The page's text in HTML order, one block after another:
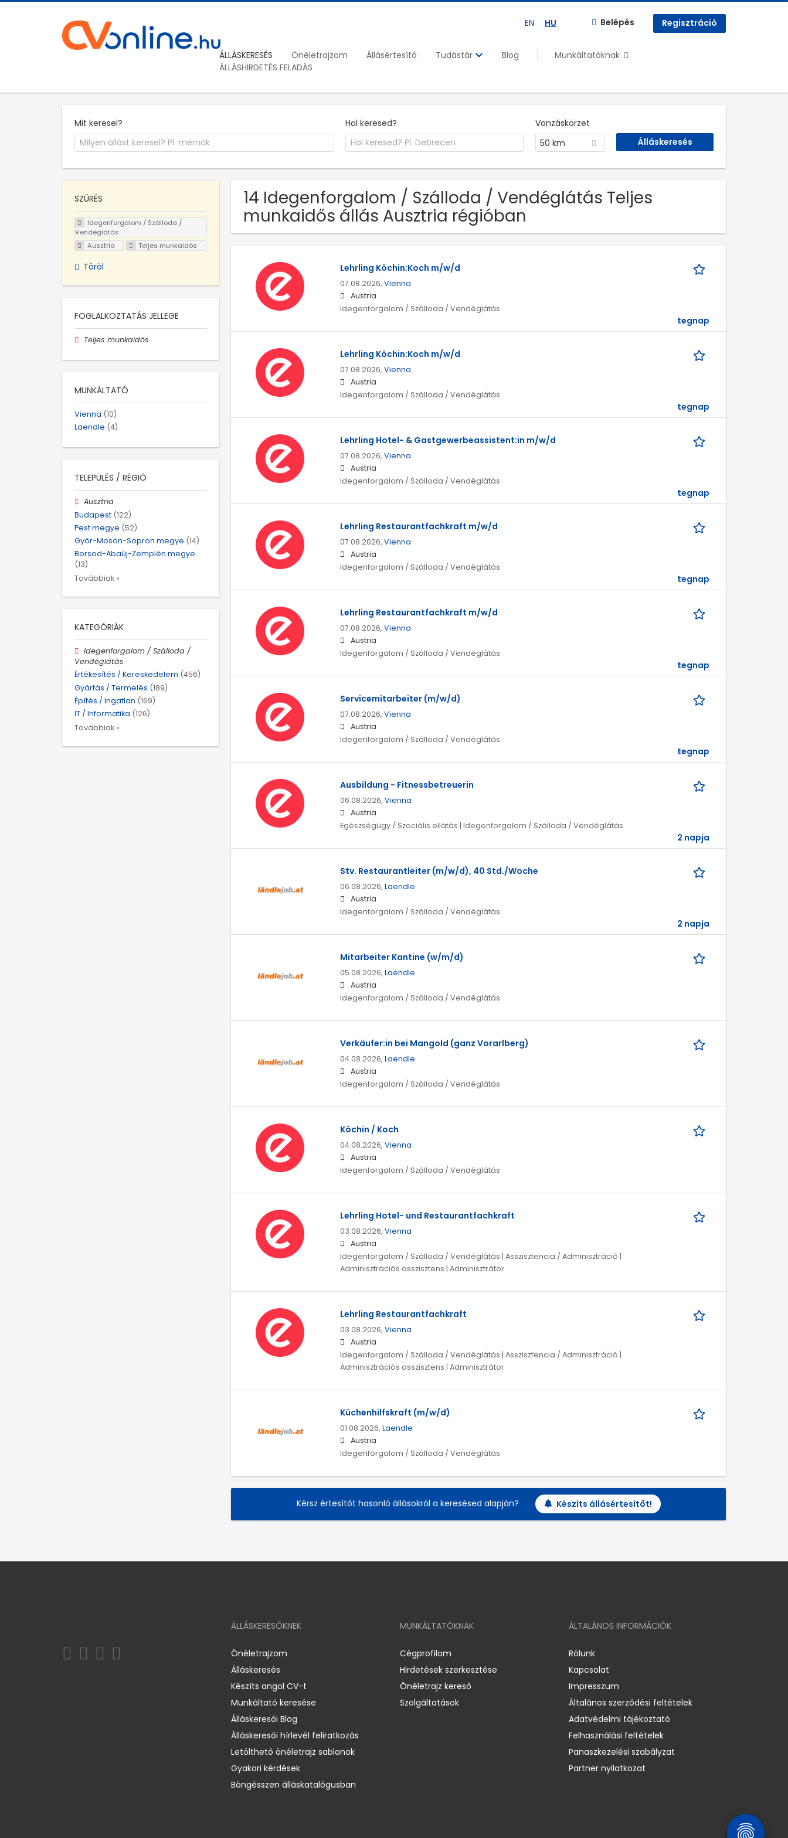
EN HU Belépés Regisztráció
ÁLLÁSKERESÉS Önéletrajzom Állásértesítő Tudástár Blog
Munkáltatóknak
ÁLLÁSHIRDETÉS FELADÁS
Mit keresel? Hol keresed?
Vonzáskörzet
50 km
14 Idegenforgalom / Szálloda / Vendéglátás Teljes
munkaidős állás Ausztria régióban
Lehrling Köchin:Koch m/w/d
07.08.2026, Vienna
Austria
Idegenforgalom / Szálloda / Vendéglátás
tegnap
Lehrling Köchin:Koch m/w/d
07.08.2026, Vienna
Austria
Idegenforgalom / Szálloda / Vendéglátás
tegnap
Lehrling Hotel- & Gastgewerbeassistent:in m/w/d
07.08.2026, Vienna
Austria
Idegenforgalom / Szálloda / Vendéglátás
tegnap
Lehrling Restaurantfachkraft m/w/d
07.08.2026, Vienna
Austria
Idegenforgalom / Szálloda / Vendéglátás
tegnap
Lehrling Restaurantfachkraft m/w/d
07.08.2026, Vienna
Austria
Idegenforgalom / Szálloda / Vendéglátás
tegnap
Servicemitarbeiter (m/w/d)
07.08.2026, Vienna
Austria
Idegenforgalom / Szálloda / Vendéglátás
tegnap
Ausbildung - Fitnessbetreuerin
06.08.2026, Vienna
Austria
Egészségügy / Szociális ellátás | Idegenforgalom / Szálloda / Vendéglátás
2 napja
Stv. Restaurantleiter (m/w/d), 40 Std./Woche
06.08.2026, Laendle
Austria
Idegenforgalom / Szálloda / Vendéglátás
2 napja
Mitarbeiter Kantine (w/m/d)
05.08.2026, Laendle
Austria
Idegenforgalom / Szálloda / Vendéglátás
Verkäufer:in bei Mangold (ganz Vorarlberg)
04.08.2026, Laendle
Austria
Idegenforgalom / Szálloda / Vendéglátás
Köchin / Koch
04.08.2026, Vienna
Austria
Idegenforgalom / Szálloda / Vendéglátás
Lehrling Hotel- und Restaurantfachkraft
03.08.2026, Vienna
Austria
Idegenforgalom / Szálloda / Vendéglátás | Asszisztencia / Adminisztráció |
Adminisztrációs asszisztens | Adminisztrátor
Lehrling Restaurantfachkraft
03.08.2026, Vienna
Austria
Idegenforgalom / Szálloda / Vendéglátás | Asszisztencia / Adminisztráció |
Adminisztrációs asszisztens | Adminisztrátor
Küchenhilfskraft (m/w/d)
01.08.2026, Laendle
Austria
Idegenforgalom / Szálloda / Vendéglátás
Kérsz értesítőt hasonló állásokról a keresésed alapján? Készíts állásértesítőt!
SZŰRÉS
Idegenforgalom / Szálloda /
Vendéglátás
Ausztria
Teljes munkaidős
Töröl
FOGLALKOZTATÁS JELLEGE
Teljes munkaidős
MUNKÁLTATÓ
Vienna (10)
Laendle (4)
TELEPÜLÉS / RÉGIÓ
Ausztria
Budapest (122)
Pest megye (52)
Győr-Moson-Sopron megye (14)
Borsod-Abaúj-Zemplén megye
(13)
Továbbiak »
KATEGÓRIÁK
Idegenforgalom / Szálloda /
Vendéglátás
Értékesítés / Kereskedelem (456)
Gyártás / Termelés (189)
Építés / Ingatlan (169)
IT / Informatika (126)
Továbbiak »
ÁLLÁSKERESŐKNEK
Önéletrajzom
Álláskeresés
Készíts angol CV-t
Munkáltató keresése
Álláskeresői Blog
Álláskeresői hírlevél feliratkozás
Letölthető önéletrajz sablonok
Gyakori kérdések
Böngésszen álláskatalógusban
MUNKÁLTATÓKNAK
Cégprofilom
Hirdetések szerkesztése
Önéletrajz kereső
Szolgáltatások
ÁLTALÁNOS INFORMÁCIÓK
Rólunk
Kapcsolat
Impresszum
Általános szerződési feltételek
Adatvédelmi tájékoztató
Felhasználási feltételek
Panaszkezelési szabályzat
Partner nyilatkozat